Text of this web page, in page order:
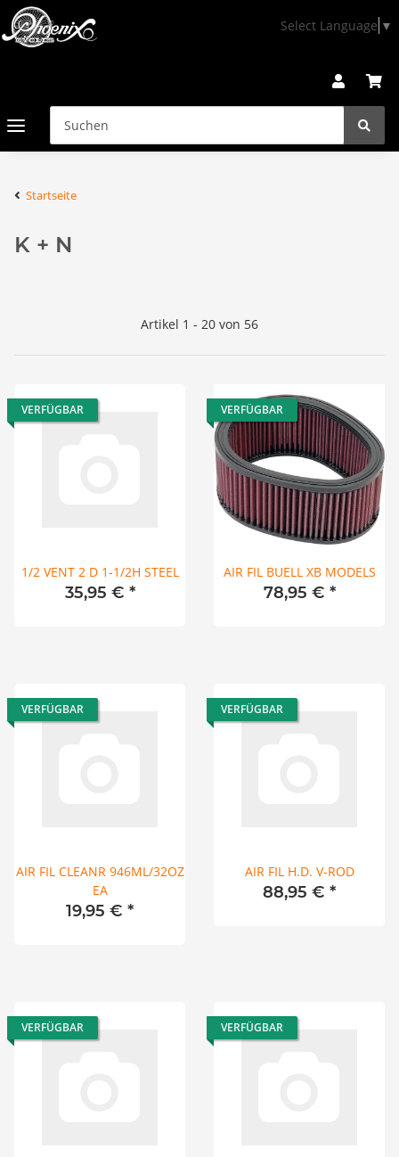
Select Language ▼
Startseite
K + N
Artikel 1 - 20 von 56
VERFÜGBAR
1/2 VENT 2 D 1-1/2H STEEL
35,95 € *
VERFÜGBAR
AIR FIL BUELL XB MODELS
78,95 € *
VERFÜGBAR
AIR FIL CLEANR 946ML/32OZ
EA
19,95 € *
VERFÜGBAR
AIR FIL H.D. V-ROD
88,95 € *
VERFÜGBAR VERFÜGBAR